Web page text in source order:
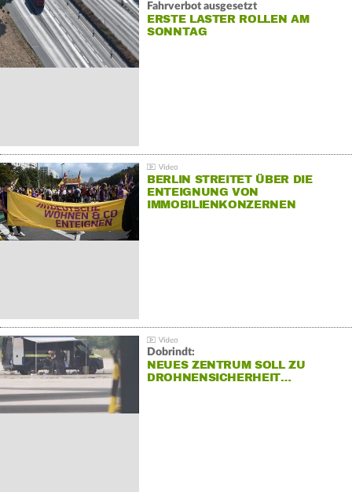
Fahrverbot ausgesetzt
ERSTE LASTER ROLLEN AM
SONNTAG
BERLIN STREITET ÜBER DIE
ENTEIGNUNG VON
IMMOBILIENKONZERNEN
Dobrindt:
NEUES ZENTRUM SOLL ZU
DROHNENSICHERHEIT…